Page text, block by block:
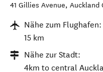
41 Gillies Avenue, Auckland
Nähe zum Flughafen:
15 km
Nähe zur Stadt:
4km to central